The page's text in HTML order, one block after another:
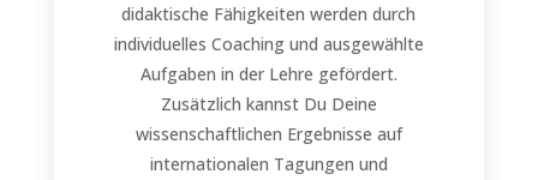
didaktische Fähigkeiten werden durch
individuelles Coaching und ausgewählte
Aufgaben in der Lehre gefördert.
Zusätzlich kannst Du Deine
wissenschaftlichen Ergebnisse auf
internationalen Tagungen und